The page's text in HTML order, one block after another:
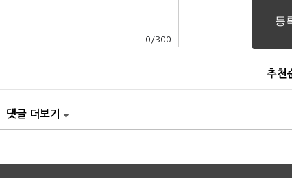
0 /300
추천
댓글 더보기